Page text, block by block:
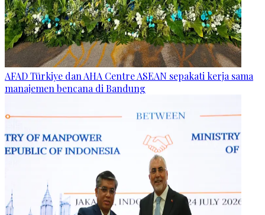
AFAD Türkiye dan AHA Centre ASEAN sepakati kerja sama
manajemen bencana di Bandung